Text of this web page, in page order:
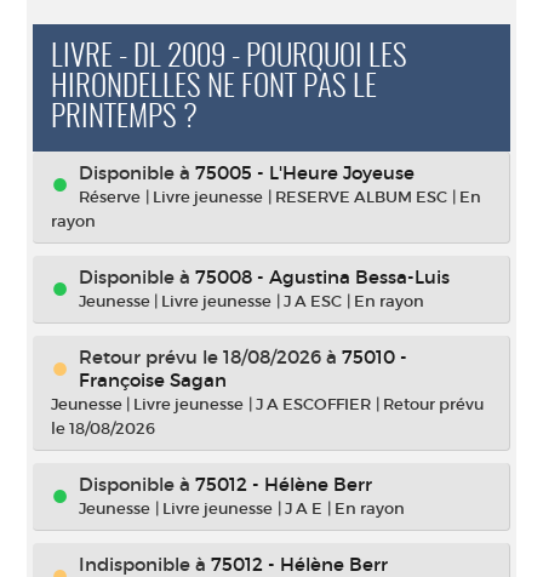
LIVRE - DL 2009 - POURQUOI LES
HIRONDELLES NE FONT PAS LE
PRINTEMPS ?
Disponible à 75005 - L'Heure Joyeuse
Réserve | Livre jeunesse | RESERVE ALBUM ESC | En
rayon
Disponible à 75008 - Agustina Bessa-Luis
Jeunesse | Livre jeunesse |J A ESC | En rayon
Retour prévu le 18/08/2026 à 75010 -
Françoise Sagan
Jeunesse | Livre jeunesse |J A ESCOFFIER | Retour prévu
le 18/08/2026
Disponible à 75012 - Hélène Berr
Jeunesse | Livre jeunesse |J A E | En rayon
Indisponible à 75012 - Hélène Berr